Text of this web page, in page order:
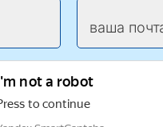
ваша